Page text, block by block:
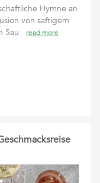
Hymne an
von saftigem
Sau
read more